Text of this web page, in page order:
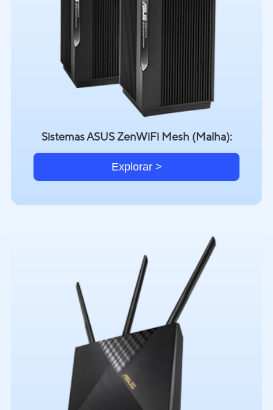
Sistemas ASUS ZenWiFi Mesh (Malha):
Explorar >